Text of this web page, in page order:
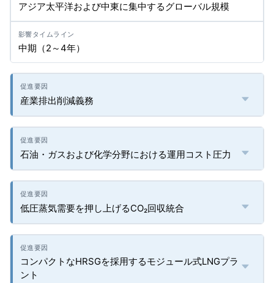
アジア太平洋および中東に集中するグローバル規模
中期（2～4年）
産業排出削減義務
石油・ガスおよび化学分野における運用コスト圧力
低圧蒸気需要を押し上げるCO₂回収統合
コンパクトなHRSGを採用するモジュール式LNGプラ
ント